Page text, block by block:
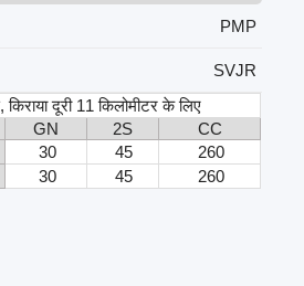
PMP
SVJR
दूरी 11 किलोमीटर के लिए
GN
2S
CC
30 45
260
30 45 260